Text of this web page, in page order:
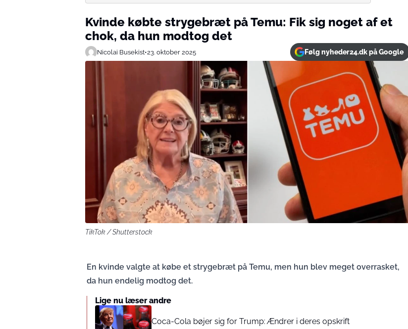
Kvinde købte strygebræt på Temu: Fik sig noget af et
chok, da hun modtog det
Nicolai Busekist•23. oktober 2025 Følg nyheder24.dk på Google
TikTok / Shutterstock
En kvinde valgte at købe et strygebræt på Temu, men hun blev meget overrasket,
da hun endelig modtog det.
Lige nu læser andre
Coca-Cola bøjer sig for Trump: Ændrer i deres opskrift